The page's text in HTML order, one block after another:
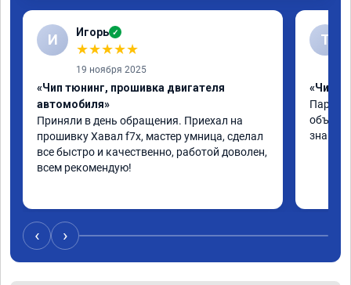
И Игорь ✓
★★★★★
19 ноября 2025
«Чип тюнинг, прошивка двигателя
автомобиля»
Приняли в день обращения. Приехал на
прошивку Хавал f7x, мастер умница, сделал
все быстро и качественно, работой доволен,
всем рекомендую!
Т
«Чип
Парни
знают
‹ ›